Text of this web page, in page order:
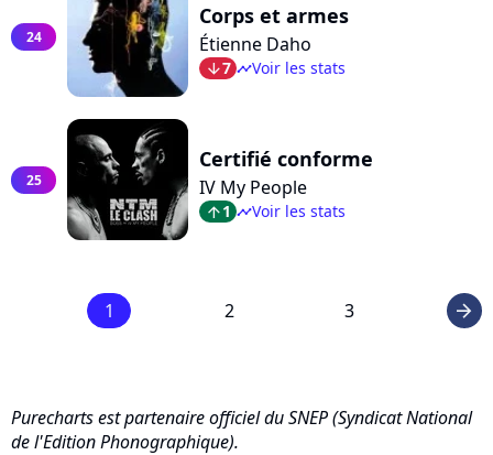
24
Corps et armes
Étienne Daho
arrow_bot7 timelineVoir les stats
25
Certifié conforme
IV My People
arrow_top1 timelineVoir les stats
1 2 3 arrow_right
Purecharts est partenaire officiel du SNEP (Syndicat National
de l'Edition Phonographique).